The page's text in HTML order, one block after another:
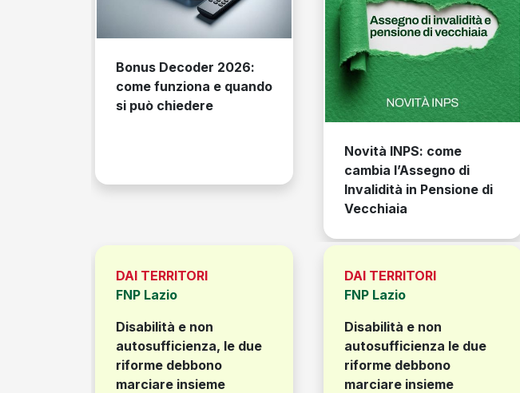
Bonus Decoder 2026:
come funziona e quando
si può chiedere
Novità INPS: come
cambia l’Assegno di
Invalidità in Pensione di
Vecchiaia
DAI TERRITORI
FNP Lazio
Disabilità e non
autosufficienza, le due
riforme debbono
marciare insieme
DAI TERRITORI
FNP Lazio
Disabilità e non
autosufficienza le due
riforme debbono
marciare insieme